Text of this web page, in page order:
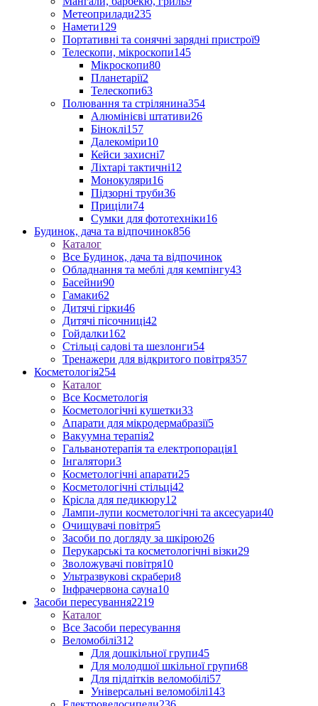
Метеоприлади235
Намети129
Портативні та сонячні зарядні пристрої9
Телескопи, мікроскопи145
Мікроскопи80
Планетарії2
Телескопи63
Полювання та стрілянина354
Алюмінієві штативи26
Біноклі157
Далекоміри10
Кейси захисні7
Ліхтарі тактичні12
Монокуляри16
Підзорні труби36
Приціли74
Сумки для фототехніки16
Будинок, дача та відпочинок856
Каталог
Все Будинок, дача та відпочинок
Обладнання та меблі для кемпінгу43
Басейни90
Гамаки62
Дитячі гірки46
Дитячі пісочниці42
Гойдалки162
Стільці садові та шезлонги54
Тренажери для відкритого повітря357
Косметологія254
Каталог
Все Косметологія
Косметологічні кушетки33
Апарати для мікродермабразії5
Вакуумна терапія2
Гальванотерапія та електропорація1
Інгалятори3
Косметологічні апарати25
Косметологічні стільці42
Крісла для педикюру12
Лампи-лупи косметологічні та аксесуари40
Очищувачі повітря5
Засоби по догляду за шкірою26
Перукарські та косметологічні візки29
Зволожувачі повітря10
Ультразвукові скрабери8
Інфрачервона сауна10
Засоби пересування2219
Каталог
Все Засоби пересування
Веломобілі312
Для дошкільної групи45
Для молодшої шкільної групи68
Для підлітків веломобілі57
Універсальні веломобілі143